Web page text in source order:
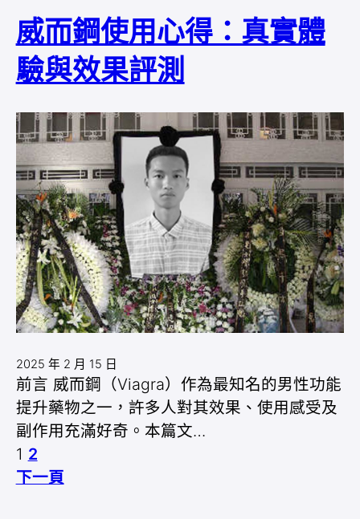
威而鋼使用心得：真實體
驗與效果評測
2025 年 2 月 15 日
前言 威而鋼（Viagra）作為最知名的男性功能
提升藥物之一，許多人對其效果、使用感受及
副作用充滿好奇。本篇文…
1 2
下一頁